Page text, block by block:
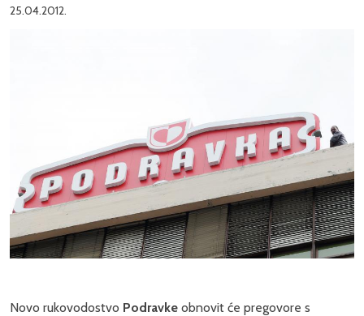
25.04.2012.
Novo rukovodostvo Podravke obnovit će pregovore s